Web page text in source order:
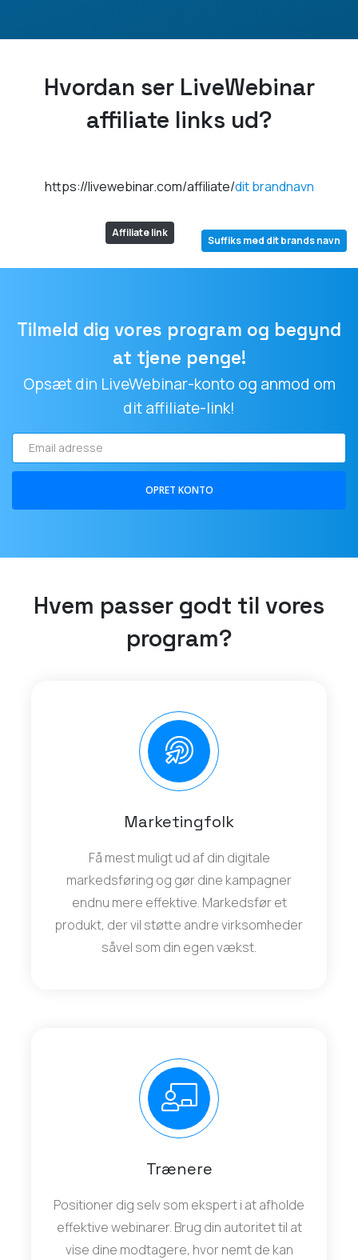
Hvordan ser LiveWebinar
affiliate links ud?
https://livewebinar.com/affiliate/
Affiliate link
dit brandnavn
Suffiks med dit brands navn
Tilmeld dig vores program og begynd
at tjene penge!
Opsæt din LiveWebinar-konto og anmod om
dit affiliate-link!
Email
adresse
OPRET KONTO
Hvem passer godt til vores
program?
Marketingfolk
Få mest muligt ud af din digitale
markedsføring og gør dine kampagner
endnu mere effektive. Markedsfør et
produkt, der vil støtte andre virksomheder
såvel som din egen vækst.
Trænere
Positioner dig selv som ekspert i at afholde
effektive webinarer. Brug din autoritet til at
vise dine modtagere, hvor nemt de kan